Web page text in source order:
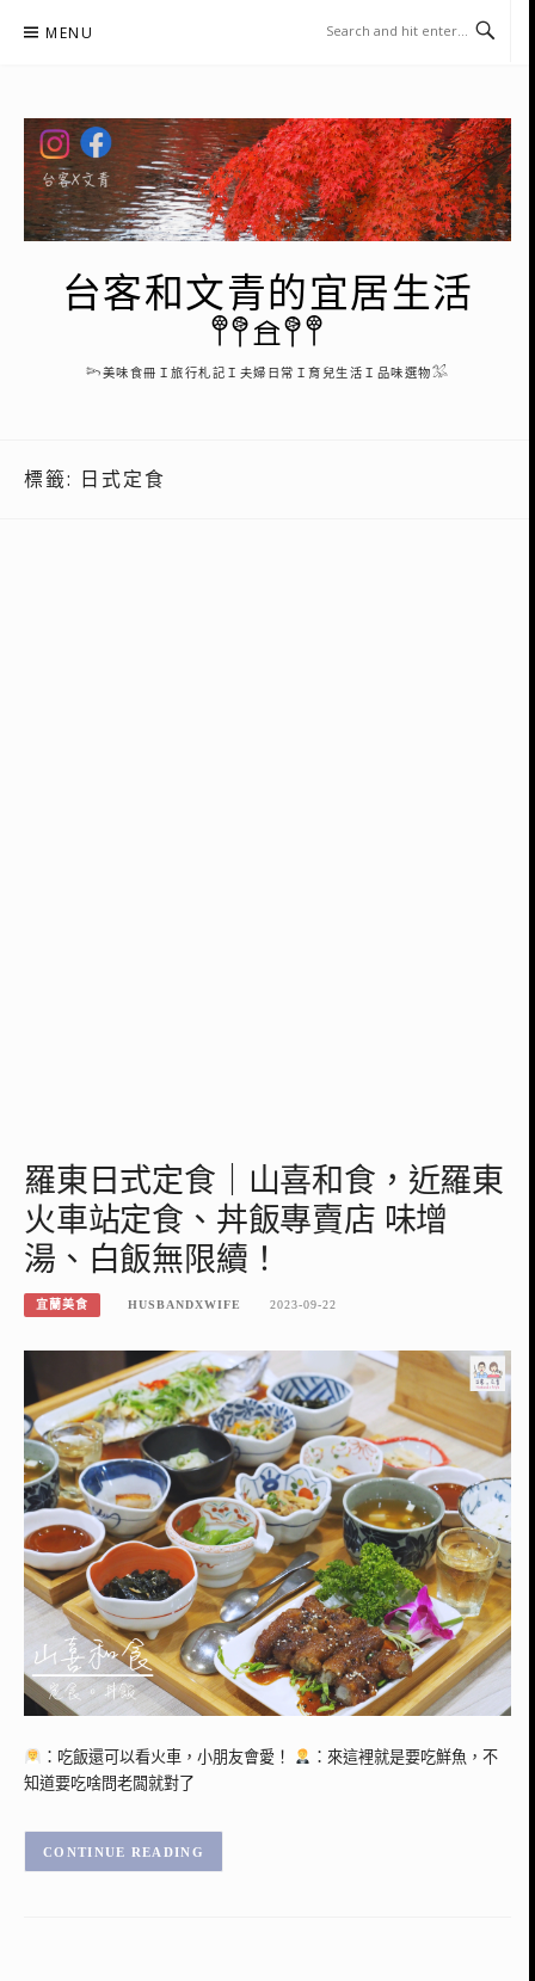
MENU
台客和文青的宜居生活
𖤣𖤥𖠿𖤥𖤣
𓆸美味食冊Ｉ旅行札記Ｉ夫婦日常Ｉ育兒生活Ｉ品味選物𓅮
標籤: 日式定食
羅東日式定食｜山喜和食，近羅東
火車站定食、丼飯專賣店 味增
湯、白飯無限續！
宜蘭美食 HUSBANDXWIFE 2023-09-22
：吃飯還可以看火車，小朋友會愛！
：來這裡就是要吃鮮魚，不
知道要吃啥問老闆就對了
CONTINUE READING